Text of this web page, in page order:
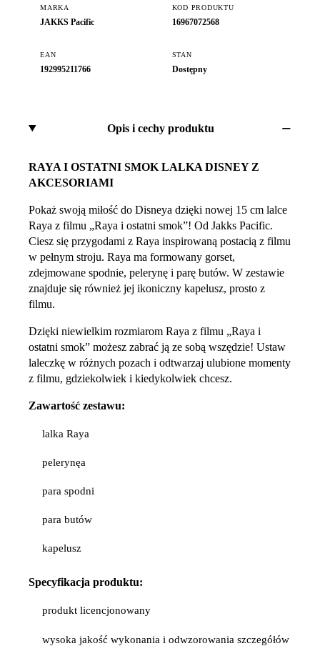
MARKA
JAKKS Pacific
KOD PRODUKTU
16967072568
EAN
192995211766
STAN
Dostępny
Opis i cechy produktu
RAYA I OSTATNI SMOK LALKA DISNEY Z
AKCESORIAMI
Pokaż swoją miłość do Disneya dzięki nowej 15 cm lalce
Raya z filmu „Raya i ostatni smok”! Od Jakks Pacific.
Ciesz się przygodami z Raya inspirowaną postacią z filmu
w pełnym stroju. Raya ma formowany gorset,
zdejmowane spodnie, pelerynę i parę butów. W zestawie
znajduje się również jej ikoniczny kapelusz, prosto z
filmu.
Dzięki niewielkim rozmiarom Raya z filmu „Raya i
ostatni smok” możesz zabrać ją ze sobą wszędzie! Ustaw
laleczkę w różnych pozach i odtwarzaj ulubione momenty
z filmu, gdziekolwiek i kiedykolwiek chcesz.
Zawartość zestawu:
lalka Raya
pelerynęa
para spodni
para butów
kapelusz
Specyfikacja produktu:
produkt licencjonowany
wysoka jakość wykonania i odwzorowania szczegółów